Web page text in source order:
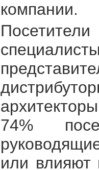
компании.
74%
или влияют